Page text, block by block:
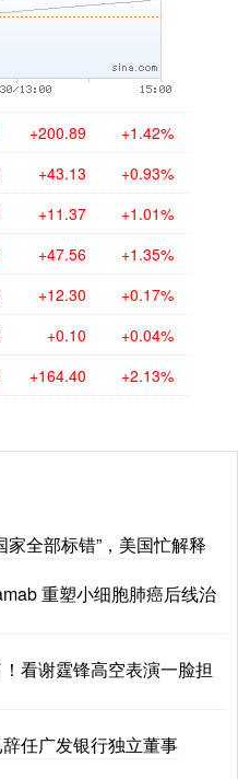
+200.89 +1.42%
+43.13 +0.93%
+11.37 +1.01%
+47.56 +1.35%
+12.30 +0.17%
+0.10 +0.04%
+164.40 +2.13%
家全部标错”，美国忙解释
重塑小细胞肺癌后线治
看谢霆锋高空表演一脸担
任广发银行独立董事